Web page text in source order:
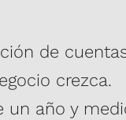
de
crezca.
año y